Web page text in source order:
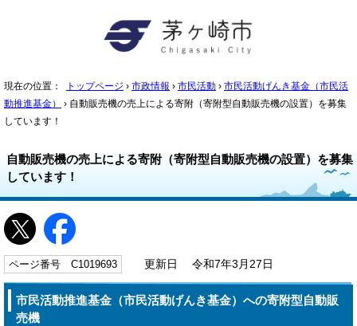
現在の位置： トップページ › 市政情報 › 市民活動 › 市民活動げんき基金（市民活
動推進基金）
› 自動販売機の売上による寄附（寄附型自動販売機の設置）を募集
しています！
自動販売機の売上による寄附（寄附型自動販売機の設置）を募集
しています！
ページ番号 C1019693 更新日 令和7年3月27日
市民活動推進基金（市民活動げんき基金）への寄附型自動販
売機